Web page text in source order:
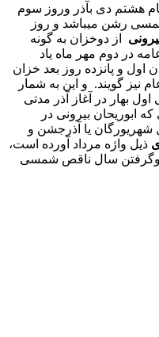
هشتم دی بآذر وروز سوم
رشن میباشد و روز
از دوخزان به گونه
در دوم مهر ماه یاد
اول و پانزده روز بعد خزان
نیز گویند. و این به شمار
بهار در آغاز آذر مدتی
ابوریحان بیرونی در
شهریورگان یا آذرجشن و
ذیل واژه مرداد آورده است،
وگرفتن سال ناقص شمسی